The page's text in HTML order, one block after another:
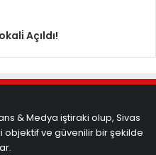
Açıldı!
& Medya iştiraki olup, Sivas
ve güvenilir bir şekilde